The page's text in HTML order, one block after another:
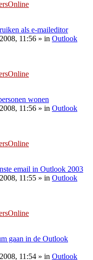
als e-maileditor
11:56 » in Outlook
wonen
11:56 » in Outlook
email in Outlook 2003
11:55 » in Outlook
gaan in de Outlook
11:54 » in Outlook